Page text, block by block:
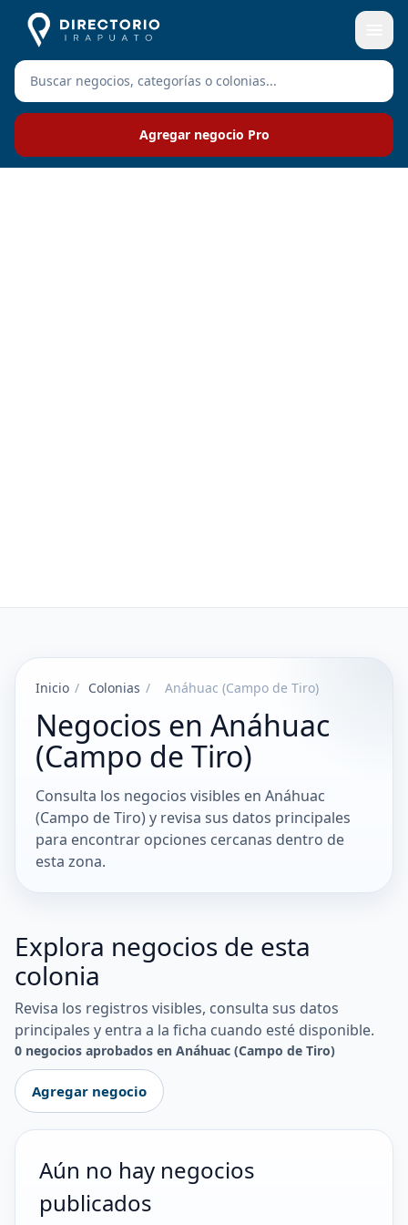
Agregar negocio Pro
Inicio / Colonias / Anáhuac (Campo de Tiro)
Negocios en Anáhuac
(Campo de Tiro)
Consulta los negocios visibles en Anáhuac
(Campo de Tiro) y revisa sus datos principales
para encontrar opciones cercanas dentro de
esta zona.
Explora negocios de esta
colonia
Revisa los registros visibles, consulta sus datos
principales y entra a la ficha cuando esté disponible.
0 negocios aprobados en Anáhuac (Campo de Tiro)
Agregar negocio
Aún no hay negocios
publicados